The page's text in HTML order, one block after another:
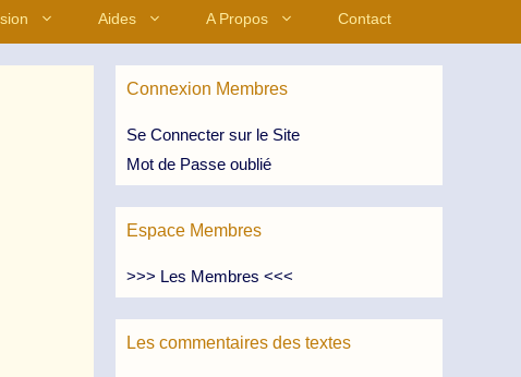
Aides A Propos Contact
Connexion Membres
Se Connecter sur le Site
Mot de Passe oublié
Espace Membres
>>> Les Membres <<<
Les commentaires des textes